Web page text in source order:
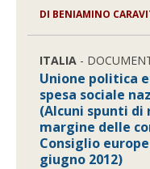
DI BENIAMINO
ITALIA -
Unione politica
spesa sociale
(Alcuni spunti di
margine delle
Consiglio
giugno 2012)